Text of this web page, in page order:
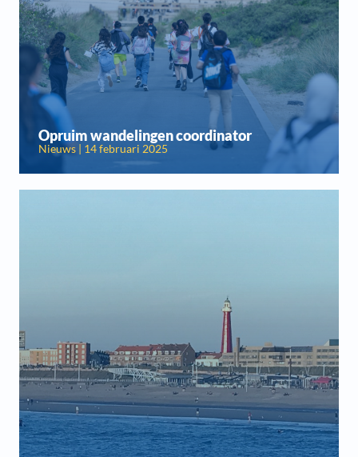
Opruim wandelingen coordinator
Nieuws | 14 februari 2025